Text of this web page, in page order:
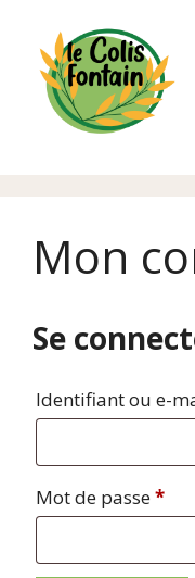
contenu
Mon
Se
Identifiant ou e-
Mot de passe*